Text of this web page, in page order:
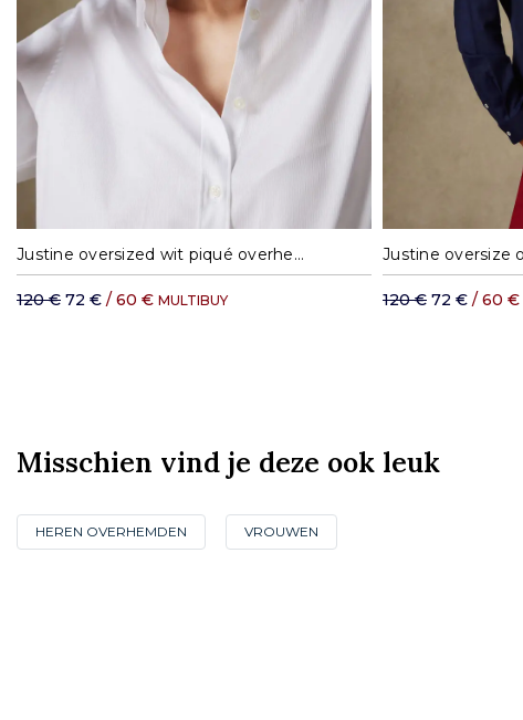
S M L XL Justine oversized wit piqué overhemd
120 € 72 € / 60 € MULTIBUY
S
120 € 72 € / 60 €
Misschien vind je deze ook leuk
HEREN OVERHEMDEN VROUWEN